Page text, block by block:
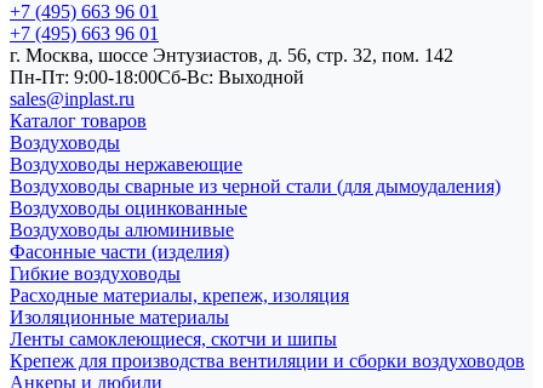
+7 (495) 663 96 01
+7 (495) 663 96 01
г. Москва, шоссе Энтузиастов, д. 56, стр. 32, пом. 142
Пн-Пт: 9:00-18:00Cб-Вс: Выходной
sales@inplast.ru
Каталог товаров
Воздуховоды
Воздуховоды нержавеющие
Воздуховоды сварные из черной стали (для дымоудаления)
Воздуховоды оцинкованные
Воздуховоды алюминивые
Фасонные части (изделия)
Гибкие воздуховоды
Расходные материалы, крепеж, изоляция
Изоляционные материалы
Ленты самоклеющиеся, скотчи и шипы
Крепеж для производства вентиляции и сборки воздуховодов
Анкеры и дюбили